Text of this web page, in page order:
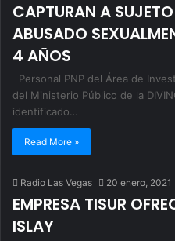
CAPTURAN A
ABUSADO
4 AÑOS
Personal PNP del Área de
del Ministerio Público de la
identificado…
Read More »
Radio Las Vegas 20 enero, 2021
EMPRESA TISUR
ISLAY